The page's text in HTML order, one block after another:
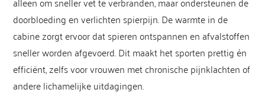
doorbloeding en verlichten spierpijn. De warmte in de
cabine zorgt ervoor dat spieren ontspannen en afvalstoffen
sneller worden afgevoerd. Dit maakt het sporten prettig én
efficiënt, zelfs voor vrouwen met chronische pijnklachten of
andere lichamelijke uitdagingen.